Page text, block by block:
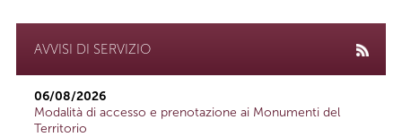
AVVISI DI SERVIZIO
06/08/2026
Modalità di accesso e prenotazione ai Monumenti del
Territorio